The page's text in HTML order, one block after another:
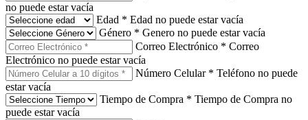
no puede estar vacía
Edad * Edad no puede estar vacía
Género * Genero no puede estar vacía
Correo Electrónico * Correo
Electrónico no puede estar vacía
Número Celular * Teléfono no puede
estar vacía
Tiempo de Compra * Tiempo de Compra no
puede estar vacía